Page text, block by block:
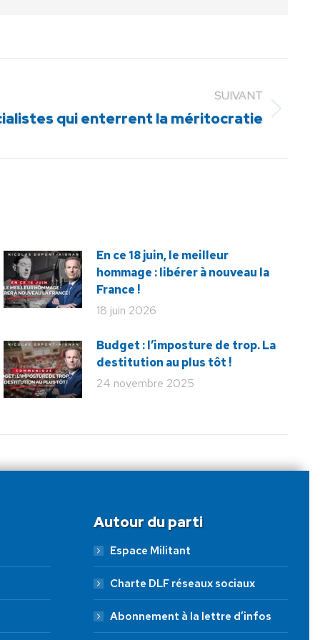
SUIVANT
qui enterrent la méritocratie
En ce 18 juin, le meilleur
hommage : libérer à nouveau la
France !
18 juin 2026
Budget : l’imposture de trop. La
destitution au plus tôt !
24 novembre 2025
Autour du parti
Espace Militant
Charte DLF réseaux sociaux
Abonnement à la lettre d’infos